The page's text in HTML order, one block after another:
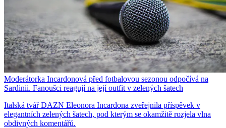
Moderátorka Incardonová před fotbalovou sezonou odpočívá na
Sardinii. Fanoušci reagují na její outfit v zelených šatech
Italská tvář DAZN Eleonora Incardona zveřejnila příspěvek v
elegantních zelených šatech, pod kterým se okamžitě rozjela vlna
obdivných komentářů.